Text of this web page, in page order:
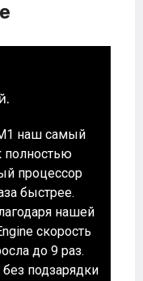
наш самый
полностью
процессор
быстрее.
нашей
скорость
до 9 раз.
подзарядки